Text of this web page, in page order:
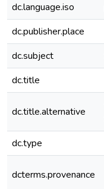
dc.language.iso
dc.publisher.place
dc.subject
dc.title
dc.title.alternative
dc.type
dcterms.provenance